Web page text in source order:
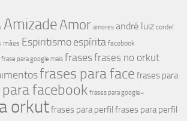
AmizadeAmor amores andré luiz cordel
mães Espiritismoespírita facebook
frase para google mais frasesfrases no orkut
frases para face frases para
facebook frases para google+
orkutfrases para perfil frases para perfil